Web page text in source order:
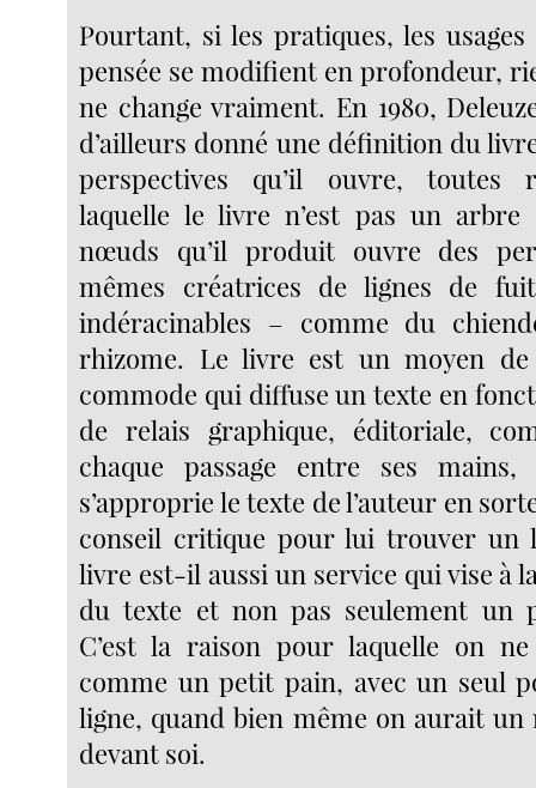
Pourtant, si les pratiques, les
pensée se modifient en profondeur,
ne change vraiment. En 1980,
d’ailleurs donné une définition du
perspectives qu’il ouvre, toutes
laquelle le livre n’est pas un arbre
nœuds qu’il produit ouvre des
mêmes créatrices de lignes de
indéracinables – comme du
rhizome. Le livre est un moyen de
commode qui diffuse un texte en
de relais graphique, éditoriale,
chaque passage entre ses
s’approprie le texte de l’auteur en
conseil critique pour lui trouver un
livre est-il aussi un service qui vise à
du texte et non pas seulement un
C’est la raison pour laquelle on
comme un petit pain, avec un seul
ligne, quand bien même on aurait un
devant soi.